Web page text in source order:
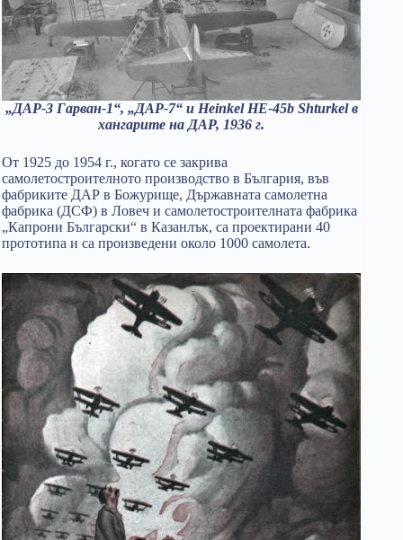
„ДAР-3 Гарван-1“, „ДАР-7“ и Heinkel HE-45b Shturkel в
хангарите на ДАР, 1936 г.
От 1925 до 1954 г., когато се закрива
самолетостроителното производство в България, във
фабриките ДАР в Божурище, Държавната самолетна
фабрика (ДСФ) в Ловеч и самолетостроителната фабрика
„Капрони Български“ в Казанлък, са проектирани 40
прототипа и са произведени около 1000 самолета.